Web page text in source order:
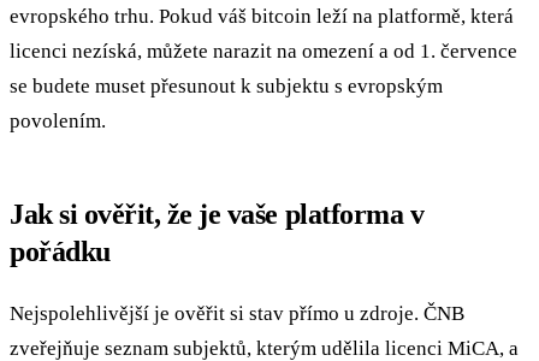
evropského trhu. Pokud váš bitcoin leží na platformě, která
licenci nezíská, můžete narazit na omezení a od 1. července
se budete muset přesunout k subjektu s evropským
povolením.
Jak si ověřit, že je vaše platforma v
pořádku
Nejspolehlivější je ověřit si stav přímo u zdroje. ČNB
zveřejňuje seznam subjektů, kterým udělila licenci MiCA, a